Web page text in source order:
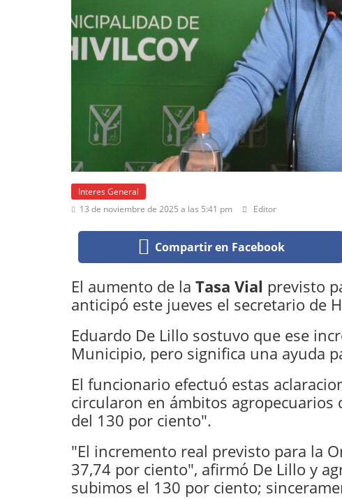
Interes General
13 de noviembre de 2025 a las 5:41 pm
Editor
Compartir en Facebook
El aumento de la Tasa Vial previsto
anticipó este jueves el secretario de
Eduardo De Lillo sostuvo que ese
Municipio, pero significa una ayuda
El funcionario efectuó estas
circularon en ámbitos
del 130 por ciento".
"El incremento real previsto para la
37,74 por ciento", afirmó De Lillo y
subimos el 130 por ciento;